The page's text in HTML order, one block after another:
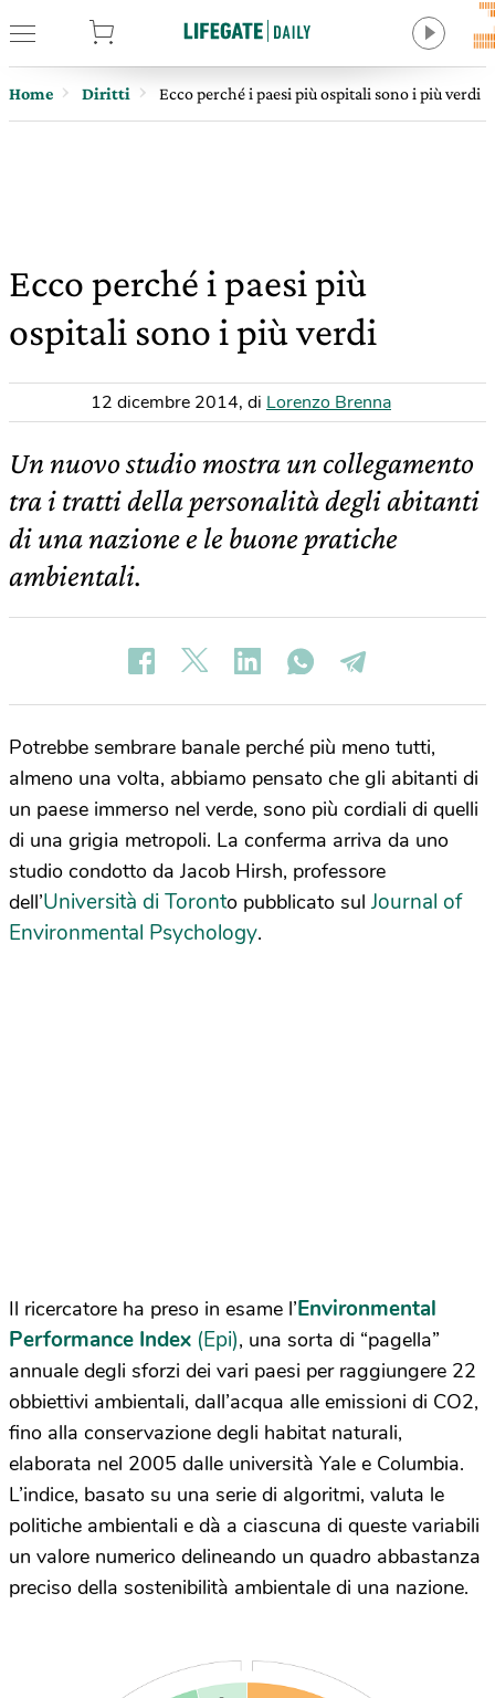
Home Diritti Ecco perché i paesi più ospitali sono i più verdi
Ecco perché i paesi più
ospitali sono i più verdi
12 dicembre 2014, di Lorenzo Brenna
Un nuovo studio mostra un collegamento
tra i tratti della personalità degli abitanti
di una nazione e le buone pratiche
ambientali.
Potrebbe sembrare banale perché più meno tutti,
almeno una volta, abbiamo pensato che gli abitanti di
un paese immerso nel verde, sono più cordiali di quelli
di una grigia metropoli. La conferma arriva da uno
studio condotto da Jacob Hirsh, professore
dell’Università di Toronto pubblicato sulJournal of
Environmental Psychology.
Il ricercatore ha preso in esame l’Environmental
Performance Index (Epi), una sorta di “pagella”
annuale degli sforzi dei vari paesi per raggiungere 22
obbiettivi ambientali, dall’acqua alle emissioni di CO2,
fino alla conservazione degli habitat naturali,
elaborata nel 2005 dalle università Yale e Columbia.
L’indice, basato su una serie di algoritmi, valuta le
politiche ambientali e dà a ciascuna di queste variabili
un valore numerico delineando un quadro abbastanza
preciso della sostenibilità ambientale di una nazione.